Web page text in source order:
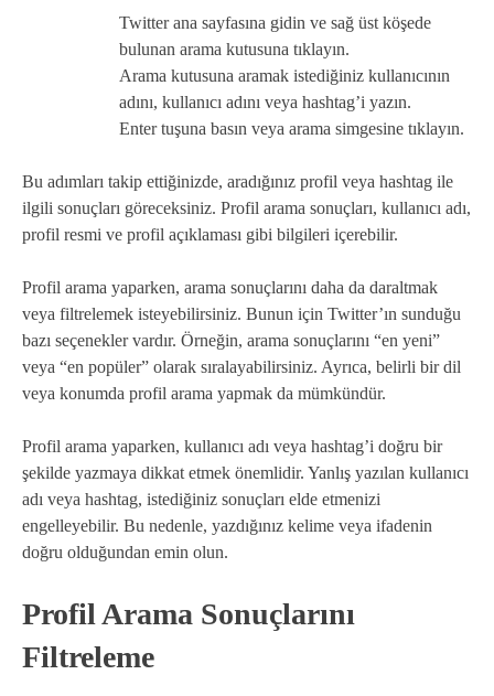
Twitter ana sayfasına gidin ve sağ üst köşede
bulunan arama kutusuna tıklayın.
Arama kutusuna aramak istediğiniz kullanıcının
adını, kullanıcı adını veya hashtag’i yazın.
Enter tuşuna basın veya arama simgesine tıklayın.
Bu adımları takip ettiğinizde, aradığınız profil veya hashtag ile
ilgili sonuçları göreceksiniz. Profil arama sonuçları, kullanıcı adı,
profil resmi ve profil açıklaması gibi bilgileri içerebilir.
Profil arama yaparken, arama sonuçlarını daha da daraltmak
veya filtrelemek isteyebilirsiniz. Bunun için Twitter’ın sunduğu
bazı seçenekler vardır. Örneğin, arama sonuçlarını “en yeni”
veya “en popüler” olarak sıralayabilirsiniz. Ayrıca, belirli bir dil
veya konumda profil arama yapmak da mümkündür.
Profil arama yaparken, kullanıcı adı veya hashtag’i doğru bir
şekilde yazmaya dikkat etmek önemlidir. Yanlış yazılan kullanıcı
adı veya hashtag, istediğiniz sonuçları elde etmenizi
engelleyebilir. Bu nedenle, yazdığınız kelime veya ifadenin
doğru olduğundan emin olun.
Profil Arama Sonuçlarını
Filtreleme